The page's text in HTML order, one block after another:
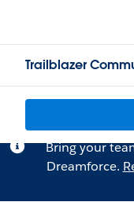
Trailblazer
Bring your
Dreamforce.